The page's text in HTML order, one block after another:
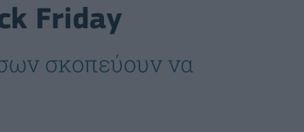
Friday
σκοπεύουν να